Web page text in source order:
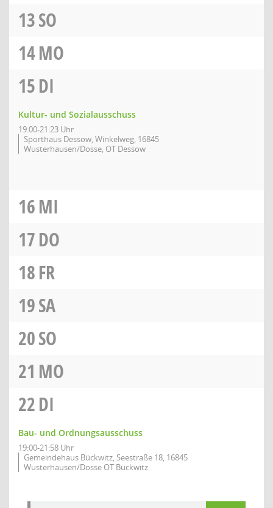
13SO
14MO
15DI
Kultur- und Sozialausschuss
19:00-21:23 Uhr
Sporthaus Dessow, Winkelweg, 16845
Wusterhausen/Dosse, OT Dessow
16MI
17DO
18FR
19SA
20SO
21 MO
22DI
Bau- und Ordnungsausschuss
19:00-21:58 Uhr
Gemeindehaus Bückwitz, Seestraße 18, 16845
Wusterhausen/Dosse OT Bückwitz